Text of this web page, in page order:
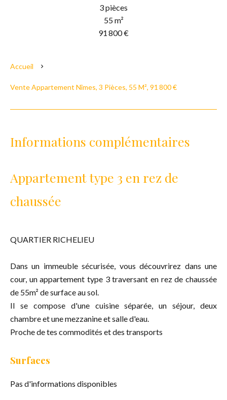
3 pièces
55 m²
91 800 €
Accueil
Vente Appartement Nîmes, 3 Pièces, 55 M², 91 800 €
Informations complémentaires
Appartement type 3 en rez de
chaussée
QUARTIER RICHELIEU
Dans un immeuble sécurisée, vous découvrirez dans une
cour, un appartement type 3 traversant en rez de chaussée
de 55m² de surface au sol.
Il se compose d'une cuisine séparée, un séjour, deux
chambre et une mezzanine et salle d'eau.
Proche de tes commodités et des transports
Surfaces
Pas d'informations disponibles